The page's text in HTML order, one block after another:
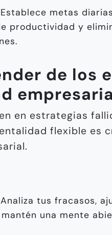
Establece metas
productividad y
de los
en estrategias
flexible es
Analiza tus fracasos,
una mente